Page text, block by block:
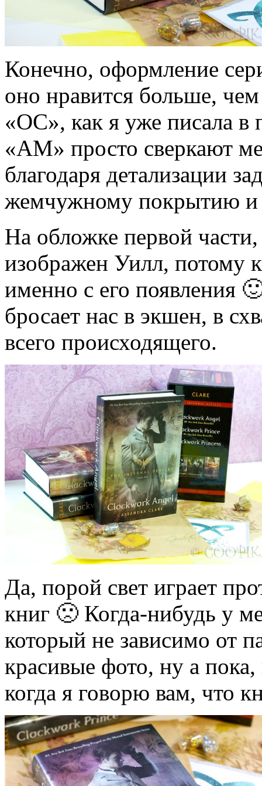
Конечно, оформление
оно нравится больше,
«ОС», как я уже писала в
«АМ» просто сверкают
благодаря детализации
жемчужному покрытию и
На обложке первой
изображен Уилл, потому
именно с его появления
бросает нас в экшен, в
всего происходящего.
Да, порой свет играет
книг 🙁 Когда-нибудь у
который не зависимо от
красивые фото, ну а пока,
когда я говорю вам, что